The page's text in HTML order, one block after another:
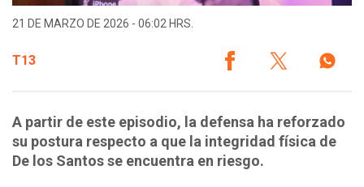
21 DE MARZO DE 2026 - 06:02 HRS.
T13
A partir de este episodio, la defensa ha reforzado
su postura respecto a que la integridad física de
De los Santos se encuentra en riesgo.